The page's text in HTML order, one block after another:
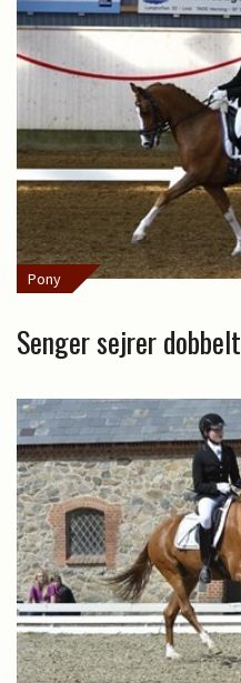
Pony
Senger sejrer dobbelt